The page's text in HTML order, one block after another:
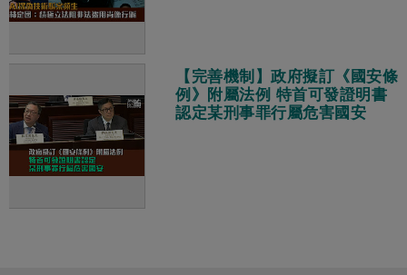
【完善機制】政府擬訂《國安條
例》附屬法例 特首可發證明書
認定某刑事罪行屬危害國安